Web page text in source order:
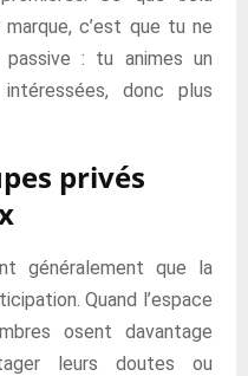
c’est que tu ne
: tu animes un
donc plus
privés
généralement que la
Quand l’espace
osent davantage
leurs doutes ou